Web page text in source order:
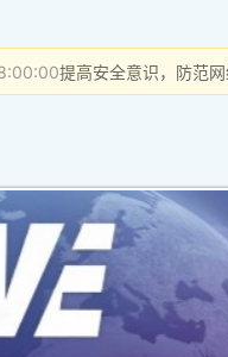
提高安全意识，防范